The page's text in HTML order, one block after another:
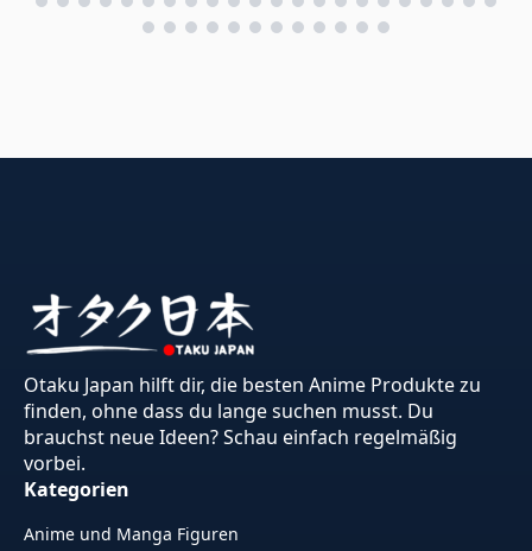
Otaku Japan hilft dir, die besten Anime Produkte zu
finden, ohne dass du lange suchen musst. Du
brauchst neue Ideen? Schau einfach regelmäßig
vorbei.
Kategorien
Anime und Manga Figuren